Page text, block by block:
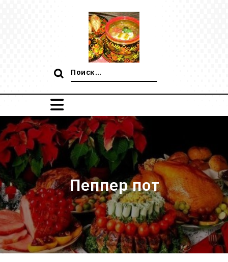
Поиск:
Пеппер пот